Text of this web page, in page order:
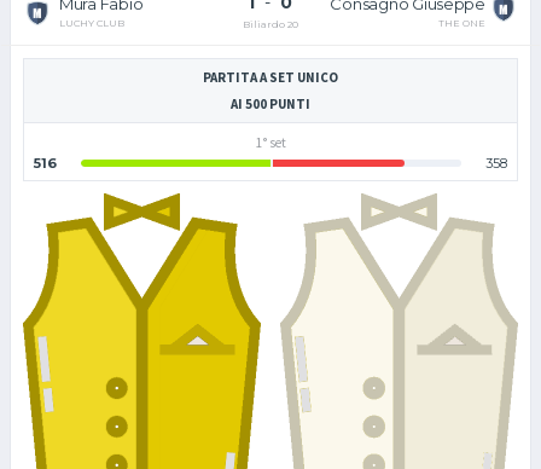
LUCHY CLUB Biliardo 20 THE ONE
PARTITA A SET UNICO
AI 500 PUNTI
1° set
516
358